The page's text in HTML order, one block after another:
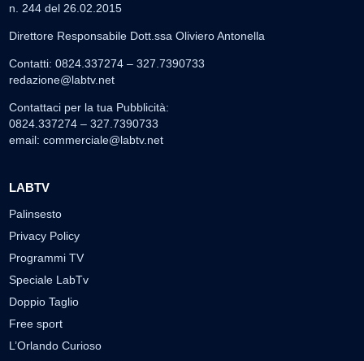
n. 244 del 26.02.2015
Direttore Responsabile Dott.ssa Oliviero Antonella
Contatti: 0824.337274 – 327.7390733
redazione@labtv.net
Contattaci per la tua Pubblicità:
0824.337274 – 327.7390733
email: commerciale@labtv.net
LABTV
Palinsesto
Privacy Policy
Programmi TV
Speciale LabTv
Doppio Taglio
Free sport
L’Orlando Curioso